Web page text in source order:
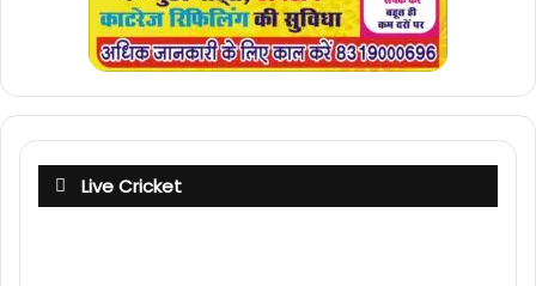
Live Cricket